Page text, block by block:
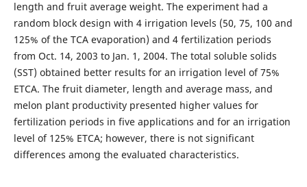
length and fruit average weight. The experiment had a
random block design with 4 irrigation levels (50, 75, 100 and
125% of the TCA evaporation) and 4 fertilization periods
from Oct. 14, 2003 to Jan. 1, 2004. The total soluble solids
(SST) obtained better results for an irrigation level of 75%
ETCA. The fruit diameter, length and average mass, and
melon plant productivity presented higher values for
fertilization periods in five applications and for an irrigation
level of 125% ETCA; however, there is not significant
differences among the evaluated characteristics.